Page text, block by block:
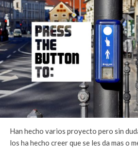
Han hecho varios proyecto pero sin
los ha hecho creer que se les da mas o